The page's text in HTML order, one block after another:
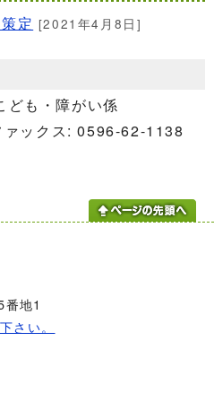
定 [2021年4月8日]
ども・障がい係
ックス: 0596-62-1138
地1
さい。